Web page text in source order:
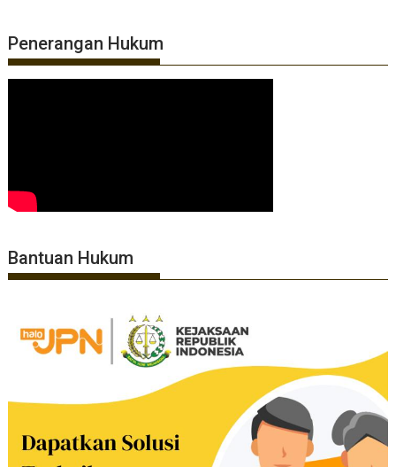
Penerangan Hukum
Bantuan Hukum